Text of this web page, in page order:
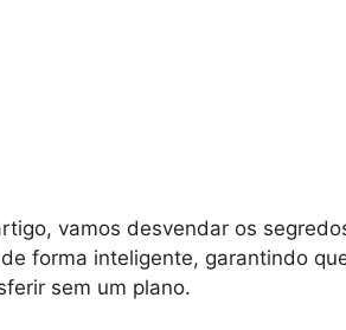
vamos desvendar os
de forma inteligente, garantindo
sem um plano.